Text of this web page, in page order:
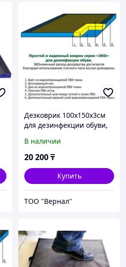
Дезковрик 100x150x3см
для дезинфекции обуви,
В наличии
20 200₸
Купить
ТОО "Вернал"